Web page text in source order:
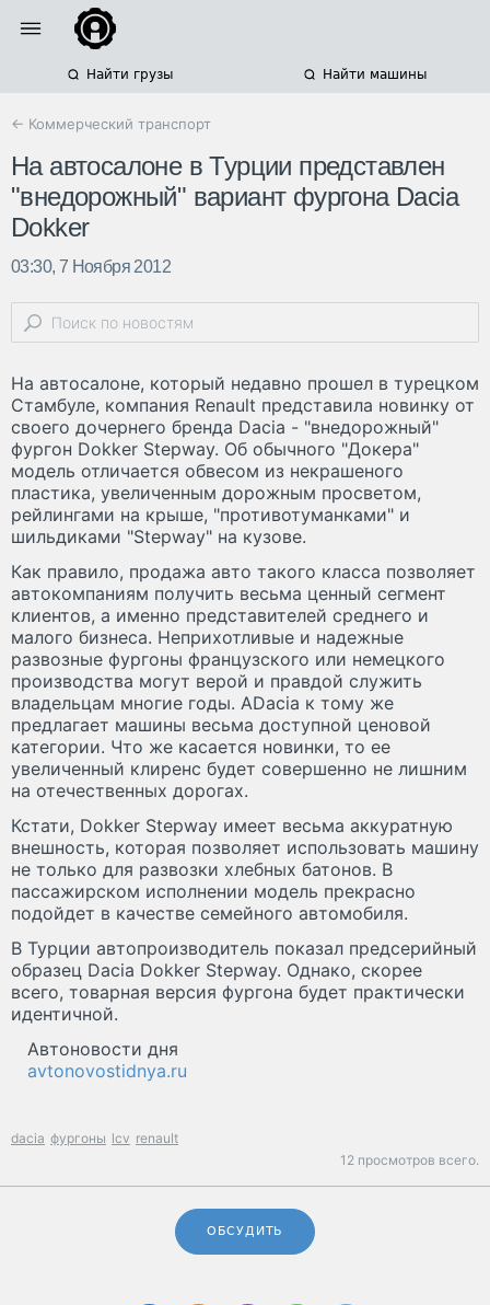
Найти грузы Найти машины
← Коммерческий транспорт
На автосалоне в Турции представлен
"внедорожный" вариант фургона Dacia
Dokker
03:30, 7 Ноября 2012
На автосалоне, который недавно прошел в турецком
Стамбуле, компания Renault представила новинку от
своего дочернего бренда Dacia - "внедорожный"
фургон Dokker Stepway. Об обычного "Докера"
модель отличается обвесом из некрашеного
пластика, увеличенным дорожным просветом,
рейлингами на крыше, "противотуманками" и
шильдиками "Stepway" на кузове.
Как правило, продажа авто такого класса позволяет
автокомпаниям получить весьма ценный сегмент
клиентов, а именно представителей среднего и
малого бизнеса. Неприхотливые и надежные
развозные фургоны французского или немецкого
производства могут верой и правдой служить
владельцам многие годы. АDacia к тому же
предлагает машины весьма доступной ценовой
категории. Что же касается новинки, то ее
увеличенный клиренс будет совершенно не лишним
на отечественных дорогах.
Кстати, Dokker Stepway имеет весьма аккуратную
внешность, которая позволяет использовать машину
не только для развозки хлебных батонов. В
пассажирском исполнении модель прекрасно
подойдет в качестве семейного автомобиля.
В Турции автопроизводитель показал предсерийный
образец Dacia Dokker Stepway. Однако, скорее
всего, товарная версия фургона будет практически
идентичной.
Автоновости дня
avtonovostidnya.ru
dacia фургоны lcv renault
12 просмотров всего.
ОБСУДИТЬ